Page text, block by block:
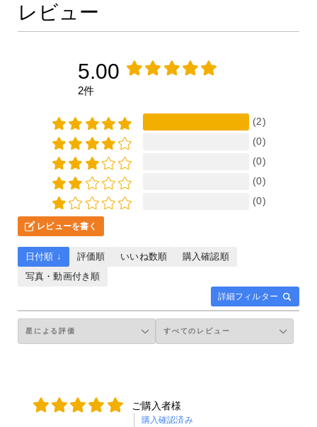
レビュー
5.00
2件
(2)
(0)
(0)
(0)
(0)
レビューを書く
詳細フィルター
日付順 ↓ 評価順 いいね数順
購入確認順
写真・動画付き順
ご購入者様
購入確認済み